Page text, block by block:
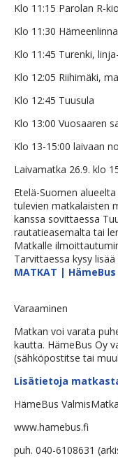
Klo 11:15 Parolan R-
Klo 11:30
Klo 11:45 Turenki,
Klo 12:05 Riihimäki,
Klo 12:45 Tuusula
Klo 13:00 Vuosaaren
Klo 13-15:00 laivaan
Laivamatka 26.9. klo
Etelä-Suomen
tulevien matkalaisten
kanssa sovittaessa
rautatieasemalta tai
Matkalle
Tarvittaessa kysy
MATKAT | HämeBus
Varaaminen
Matkan voi varata
kautta. HämeBus Oy
(sähköpostitse tai
Lisätietoja
HämeBus
www.hamebus.fi
puh. 040-6108631